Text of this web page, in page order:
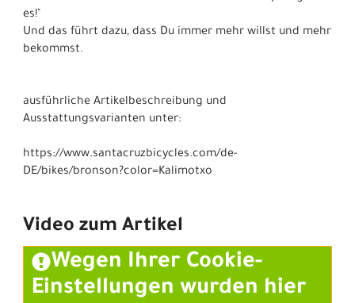
es!"
Und das führt dazu, dass Du immer mehr willst und mehr
bekommst.
ausführliche Artikelbeschreibung und
Ausstattungsvarianten unter:
https://www.santacruzbicycles.com/de-
DE/bikes/bronson?color=Kalimotxo
Video zum Artikel
Wegen Ihrer Cookie-
Einstellungen wurden hier